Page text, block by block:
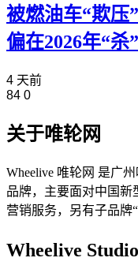
被燃油车“欺压
偏在2026年“杀
4 天前
84 0
关于唯轮网
Wheelive 唯轮网 是广
品牌，主要面对中国新
营销服务，另有子品牌
Wheelive